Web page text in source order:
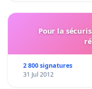
Pour la
2 800 signatures
31 Jul 2012